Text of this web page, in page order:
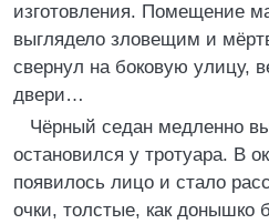
изготовления. Помещение
выглядело зловещим и
свернул на боковую улицу,
двери…
Чёрный седан медленно
остановился у тротуара. В
появилось лицо и стало
очки, толстые, как донышко